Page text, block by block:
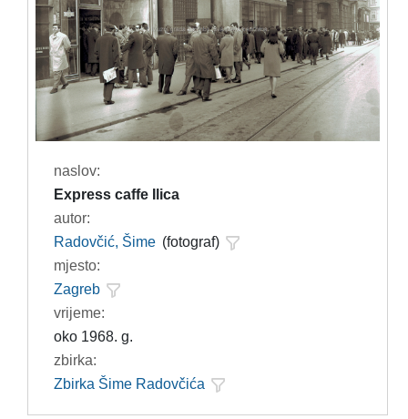
naslov:
Express caffe Ilica
autor:
Radovčić, Šime (fotograf)
mjesto:
Zagreb
vrijeme:
oko 1968. g.
zbirka:
Zbirka Šime Radovčića